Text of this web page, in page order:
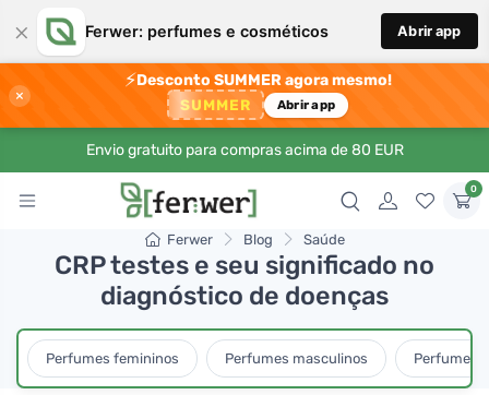
× Ferwer: perfumes e cosméticos Abrir app
×
⚡Desconto SUMMER agora mesmo!
SUMMER Abrir app
Envio gratuito para compras acima de 80 EUR
0
Ferwer Blog Saúde
CRP testes e seu significado no
diagnóstico de doenças
Perfumes femininos Perfumes masculinos Perfumes